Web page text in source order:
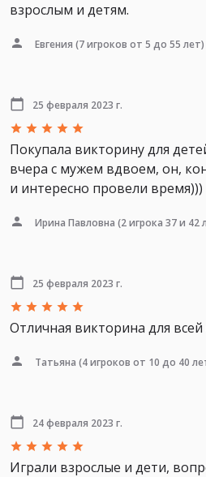
взрослым и детям.
Евгения (7 игроков от 5 до 55 лет)
25 февраля 2023 г.
Покупала викторину для
вчера с мужем вдвоем, он,
и интересно провели время)))
Ирина Павловна (2 игрока 37 и 42
25 февраля 2023 г.
Отличная викторина для всей
Татьяна (4 игроков от 10 до 40
24 февраля 2023 г.
Играли взрослые и дети,